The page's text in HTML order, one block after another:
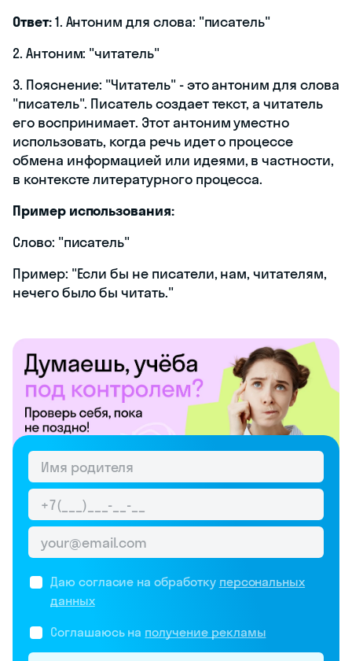
Ответ:1. Антоним для слова: "писатель"
2. Антоним: "читатель"
3. Пояснение: "Читатель" - это антоним для слова
"писатель". Писатель создает текст, а читатель
его воспринимает. Этот антоним уместно
использовать, когда речь идет о процессе
обмена информацией или идеями, в частности,
в контексте литературного процесса.
Пример использования:
Слово: "писатель"
Пример: "Если бы не писатели, нам, читателям,
нечего было бы читать."
Даю согласие на обработку персональных
данных
Соглашаюсь на получение рекламы